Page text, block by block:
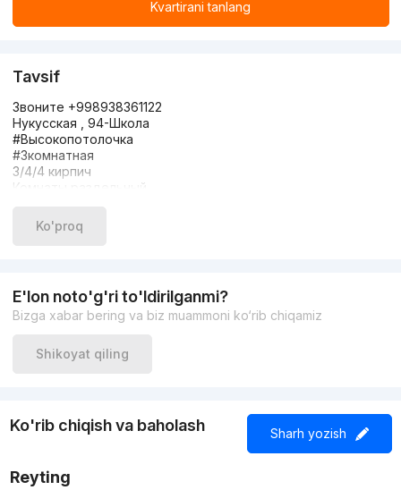
Kvartirani tanlang
Tavsif
Звоните +998938361122
Нукусская , 94-Школа
#Высокопотолочка
#3комнатная
3/4/4 кирпич
Комнаты раздельный
Мебель+техника
С хорошим ремонтом
Ko'proq
E'lon noto'g'ri to'ldirilganmi?
Bizga xabar bering va biz muammoni ko‘rib chiqamiz
Shikoyat qiling
Ko'rib chiqish va baholash Sharh yozish
Reyting